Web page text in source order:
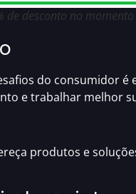
de desconto no
do consumidor é
e trabalhar melhor
produtos e